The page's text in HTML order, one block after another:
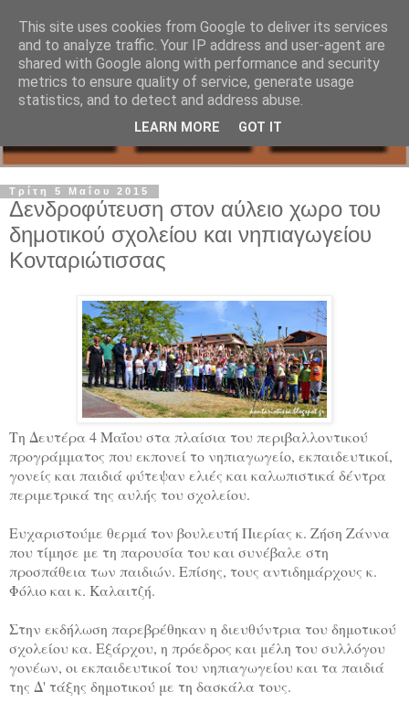
Τρίτη 5 Μαΐου 2015
Δενδροφύτευση στον αύλειο χωρο του
δημοτικού σχολείου και νηπιαγωγείου
Κονταριώτισσας
Τη Δευτέρα 4 Μαΐου στα πλαίσια του περιβαλλοντικού
προγράμματος που εκπονεί το νηπιαγωγείο, εκπαιδευτικοί,
γονείς και παιδιά φύτεψαν ελιές και καλωπιστικά δέντρα
περιμετρικά της αυλής του σχολείου.
Ευχαριστούμε θερμά τον βουλευτή Πιερίας κ. Ζήση Ζάννα
που τίμησε με τη παρουσία του και συνέβαλε στη
προσπάθεια των παιδιών. Επίσης, τους αντιδημάρχους κ.
Φόλιο και κ. Καλαιτζή.
Στην εκδήλωση παρεβρέθηκαν η διευθύντρια του δημοτικού
σχολείου κα. Εξάρχου, η πρόεδρος και μέλη του συλλόγου
γονέων, οι εκπαιδευτικοί του νηπιαγωγείου και τα παιδιά
της Δ' τάξης δημοτικού με τη δασκάλα τους.
This site uses cookies from Google to deliver its services
and to analyze traffic. Your IP address and user-agent are
shared with Google along with performance and security
metrics to ensure quality of service, generate usage
statistics, and to detect and address abuse.
LEARN MORE GOT IT